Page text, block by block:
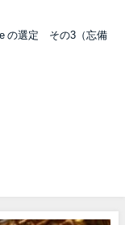
の選定 その3（忘備